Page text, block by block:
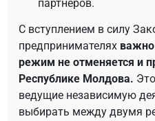
партнёров.
С вступлением в силу
предпринимателях
режим не отменяется и
Республике Молдова.
ведущие независимую
выбирать между двумя